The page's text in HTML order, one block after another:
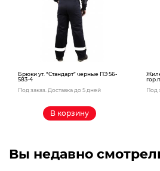
Брюки ут. “Стандарт” черные ПЭ 56-
583-4
Под заказ. Доставка до 5 дней
В корзину
Под
Вы недавно